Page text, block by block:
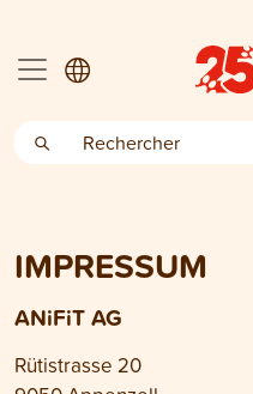
IMPRESSUM
ANiFiT AG
Rütistrasse 20